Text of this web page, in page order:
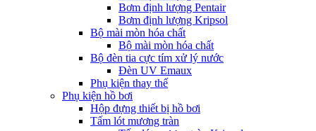
Bơm định lượng Pentair
Bơm định lượng Kripsol
Bộ mài mòn hóa chất
Bộ mài mòn hóa chất
Bộ đèn tia cực tím xử lý nước
Đèn UV Emaux
Phụ kiện thay thế
Phụ kiện hồ bơi
Hộp đựng thiết bị hồ bơi
Tấm lót mương tràn